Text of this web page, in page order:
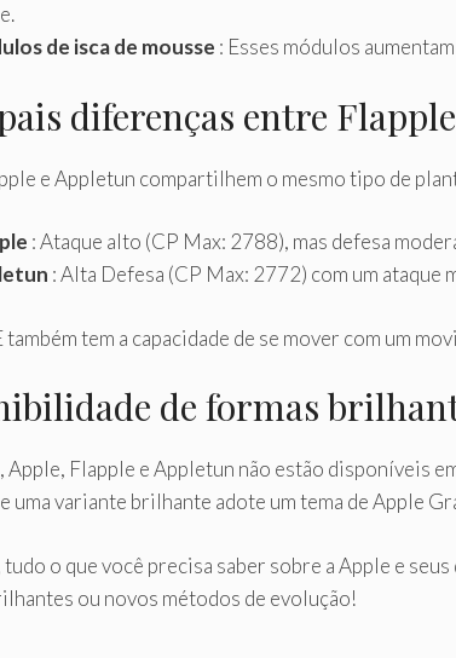
de isca de mousse : Esses módulos
diferenças entre
e Appletun compartilhem o mesmo tipo de
: Ataque alto (CP Max: 2788), mas defesa
: Alta Defesa (CP Max: 2772) com um ataque
também tem a capacidade de se mover com um
de formas
Apple, Flapple e Appletun não estão disponíveis
uma variante brilhante adote um tema de Apple
tudo o que você precisa saber sobre a Apple e
ou novos métodos de evolução!